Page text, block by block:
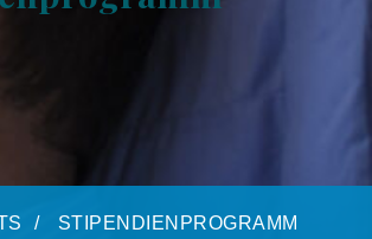
STIPENDIENPROGRAMM